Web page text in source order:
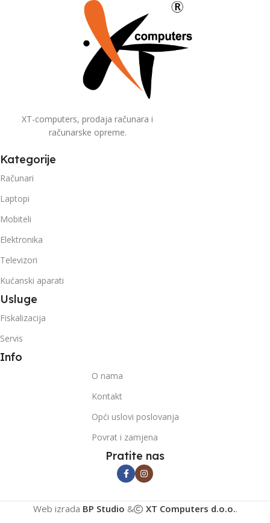
XT-computers, prodaja računara i
računarske opreme.
Kategorije
Računari
Laptopi
Mobiteli
Elektronika
Televizori
Kućanski aparati
Usluge
Fiskalizacija
Servis
Info
O nama
Kontakt
Opći uslovi poslovanja
Povrat i zamjena
Pratite nas
Web izrada BP Studio & XT Computers d.o.o..